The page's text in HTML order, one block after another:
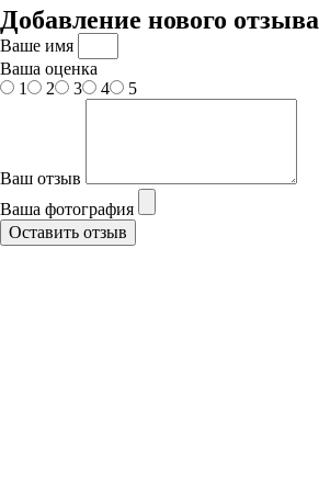
Добавление нового отзыва
Ваше имя
Ваша оценка
1
2 3 4 5
Ваш отзыв
Ваша фотография
Оставить отзыв